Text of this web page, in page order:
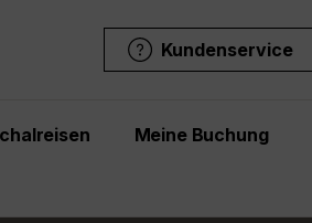
Kundenservice
Meine Buchung